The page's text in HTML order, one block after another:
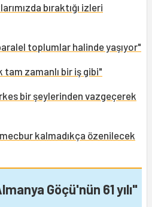
bıraktığı izleri
toplumlar halinde yaşıyor"
zamanlı bir iş gibi"
bir şeylerinden vazgeçerek
kalmadıkça özenilecek
Göçü'nün 61 yılı"